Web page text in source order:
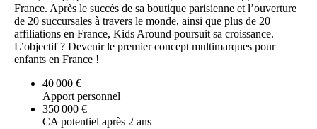
France. Après le succès de sa boutique parisienne et l’ouverture
de 20 succursales à travers le monde, ainsi que plus de 20
affiliations en France, Kids Around poursuit sa croissance.
L’objectif ? Devenir le premier concept multimarques pour
enfants en France !
40 000 €
Apport personnel
350 000 €
CA potentiel après 2 ans